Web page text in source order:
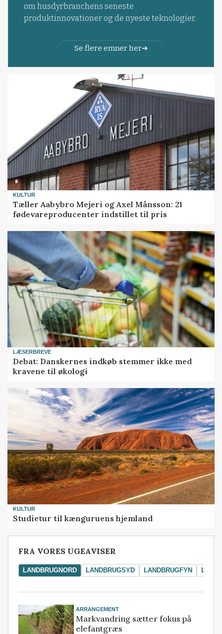
om husdyrbranchens seneste
produktinnovationer og de nyeste teknologier.
Se flere emner her
KULTUR
Tæller Aabybro Mejeri og Axel Månsson: 21
fødevareproducenter indstillet til pris
LÆSERBREVE
Debat: Danskernes indkøb stemmer ikke med
kravene til økologi
KULTUR
Studietur til kænguruens hjemland
FRA VORES UGEAVISER
LANDBRUGNORD LANDBRUGSYD LANDBRUGFYN
ARRANGEMENT
Markvandring sætter fokus på
elefantgræs